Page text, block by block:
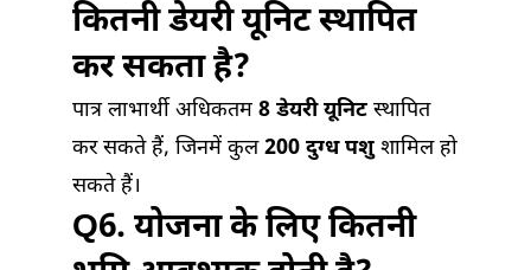
कितनी डेयरी यूनिट स्थापित
कर सकता है?
पात्र लाभार्थी अधिकतम 8 डेयरी यूनिट स्थापित
कर सकते हैं, जिनमें कुल200 दुग्ध पशुशामिल हो
सकते हैं।
Q6. योजना के लिए कितनी